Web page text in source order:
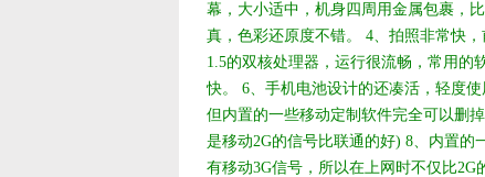
幕，大小适中，机身四周用金属包裹，
真，色彩还原度不错。 4、拍照非常快
1.5的双核处理器，运行很流畅，常用的
快。 6、手机电池设计的还凑活，轻度
但内置的一些移动定制软件完全可以删
是移动2G的信号比联通的好) 8、内置
有移动3G信号，所以在上网时不仅比